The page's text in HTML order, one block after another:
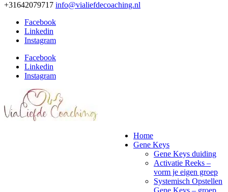
+31642079717 info@vialiefdecoaching.nl
Facebook
Linkedin
Instagram
Facebook
Linkedin
Instagram
Home
Gene Keys
Gene Keys duiding
Activatie Reeks –
vorm je eigen groep
Systemisch Opstellen
Gene Keys – groep